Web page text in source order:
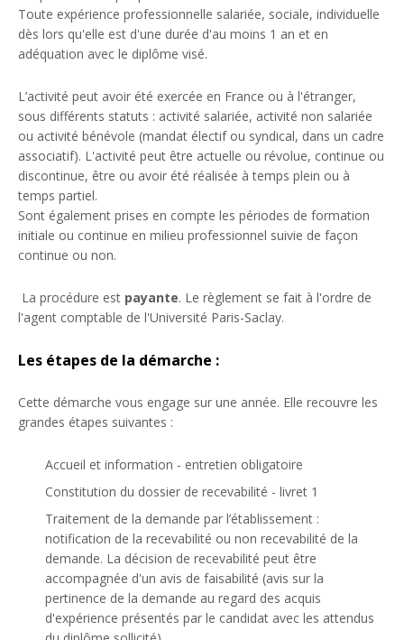
Toute expérience professionnelle salariée, sociale, individuelle
dès lors qu'elle est d'une durée d'au moins 1 an et en
adéquation avec le diplôme visé.
L’activité peut avoir été exercée en France ou à l'étranger,
sous différents statuts : activité salariée, activité non salariée
ou activité bénévole (mandat électif ou syndical, dans un cadre
associatif). L'activité peut être actuelle ou révolue, continue ou
discontinue, être ou avoir été réalisée à temps plein ou à
temps partiel.
Sont également prises en compte les périodes de formation
initiale ou continue en milieu professionnel suivie de façon
continue ou non.
La procédure est payante. Le règlement se fait à l'ordre de
l'agent comptable de l'Université Paris-Saclay.
Les étapes de la démarche :
Cette démarche vous engage sur une année. Elle recouvre les
grandes étapes suivantes :
Accueil et information - entretien obligatoire
Constitution du dossier de recevabilité - livret 1
Traitement de la demande par l’établissement :
notification de la recevabilité ou non recevabilité de la
demande. La décision de recevabilité peut être
accompagnée d'un avis de faisabilité (avis sur la
pertinence de la demande au regard des acquis
d'expérience présentés par le candidat avec les attendus